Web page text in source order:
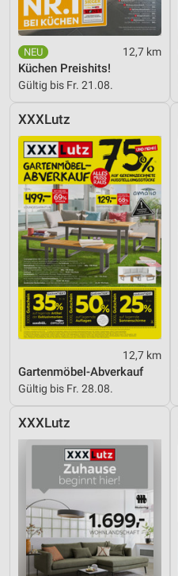
12,7 km
Küchen Preishits!
Gültig bis Fr. 21.08.
XXXLutz
12,7 km
Gartenmöbel-Abverkauf
Gültig bis Fr. 28.08.
XXXLutz